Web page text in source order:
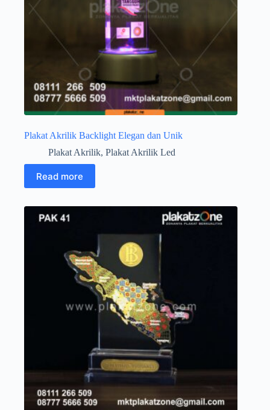
Plakat Akrilik Backlight Elegan dan Unik
Plakat Akrilik, Plakat Akrilik Led
Read more